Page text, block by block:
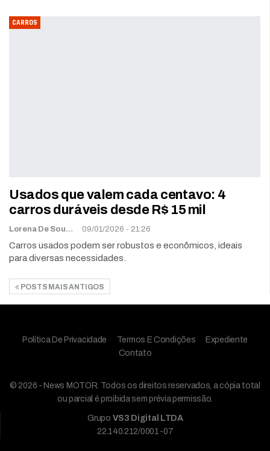
CARROS
Usados que valem cada centavo: 4
carros duráveis desde R$ 15 mil
Lorena De Sousa 09/01/2026 - 21:26
Carros usados podem ser robustos e econômicos, ideais
para diversas necessidades.
POSTS MAIS ANTIGOS
Política De Privacidade Termos E Condições
Expediente
Contato
© 2026 - News MOTOR. Todos os direitos reservados, a cópia total
ou parcial é proibida sem prévia permissão.
Grupo VS3 Digital LTDA
22.140.212/0001-07